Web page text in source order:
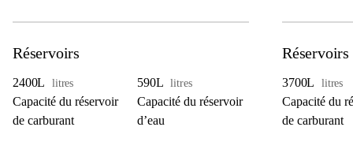
Réservoirs
2400L litres
Capacité du réservoir
de carburant
590L litres
Capacité du réservoir
d’eau
Réservoirs
3700L litres
Capacité du
de carburant